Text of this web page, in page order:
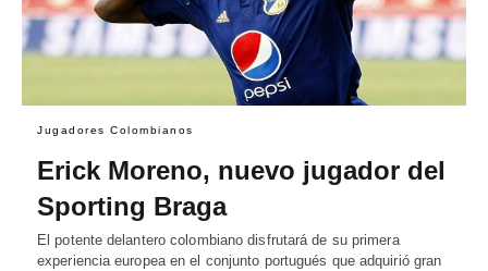
Jugadores Colombianos
Erick Moreno, nuevo jugador del
Sporting Braga
El potente delantero colombiano disfrutará de su primera
experiencia europea en el conjunto portugués que adquirió gran